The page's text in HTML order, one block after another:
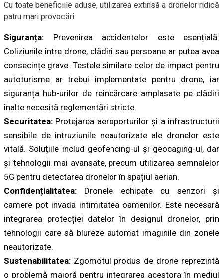
Cu toate beneficiile aduse, utilizarea extinsă a dronelor ridică
patru mari provocări:
Siguranța: Prevenirea accidentelor este esențială.
Coliziunile între drone, clădiri sau persoane ar putea avea
consecințe grave. Testele similare celor de impact pentru
autoturisme ar trebui implementate pentru drone, iar
siguranța hub-urilor de reîncărcare amplasate pe clădiri
înalte necesită reglementări stricte.
Securitatea: Protejarea aeroporturilor și a infrastructurii
sensibile de intruziunile neautorizate ale dronelor este
vitală. Soluțiile includ geofencing-ul și geocaging-ul, dar
și tehnologii mai avansate, precum utilizarea semnalelor
5G pentru detectarea dronelor în spațiul aerian.
Confidențialitatea: Dronele echipate cu senzori și
camere pot invada intimitatea oamenilor. Este necesară
integrarea protecției datelor în designul dronelor, prin
tehnologii care să blureze automat imaginile din zonele
neautorizate.
Sustenabilitatea: Zgomotul produs de drone reprezintă
o problemă majoră pentru integrarea acestora în mediul